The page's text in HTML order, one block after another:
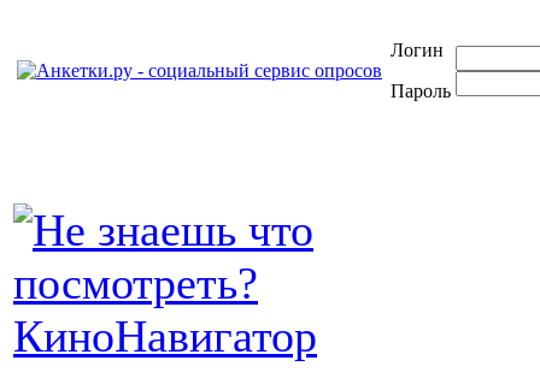
Логин
Пароль